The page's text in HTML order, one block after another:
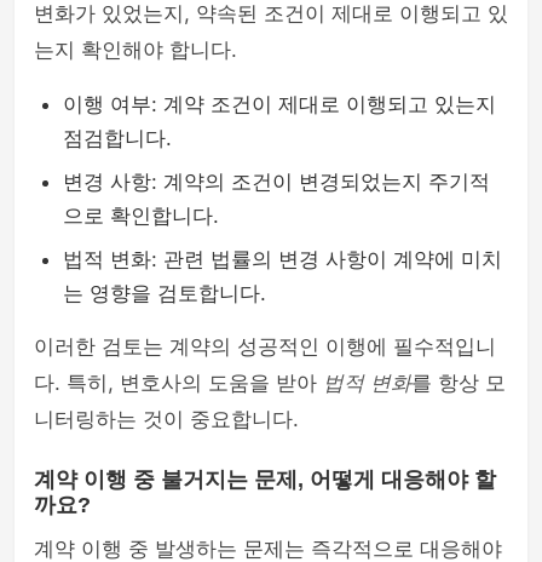
변화가 있었는지, 약속된 조건이 제대로 이행되고 있
는지 확인해야 합니다.
이행 여부: 계약 조건이 제대로 이행되고 있는지
점검합니다.
변경 사항: 계약의 조건이 변경되었는지 주기적
으로 확인합니다.
법적 변화: 관련 법률의 변경 사항이 계약에 미치
는 영향을 검토합니다.
이러한 검토는 계약의 성공적인 이행에 필수적입니
다. 특히, 변호사의 도움을 받아 법적 변화를 항상 모
니터링하는 것이 중요합니다.
계약 이행 중 불거지는 문제, 어떻게 대응해야 할
까요?
계약 이행 중 발생하는 문제는 즉각적으로 대응해야